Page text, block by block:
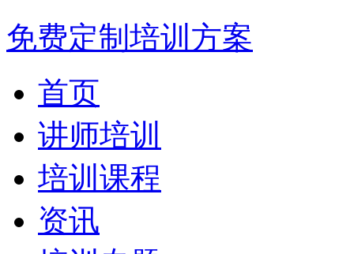
免费定制培训方案
首页
讲师培训
培训课程
资讯